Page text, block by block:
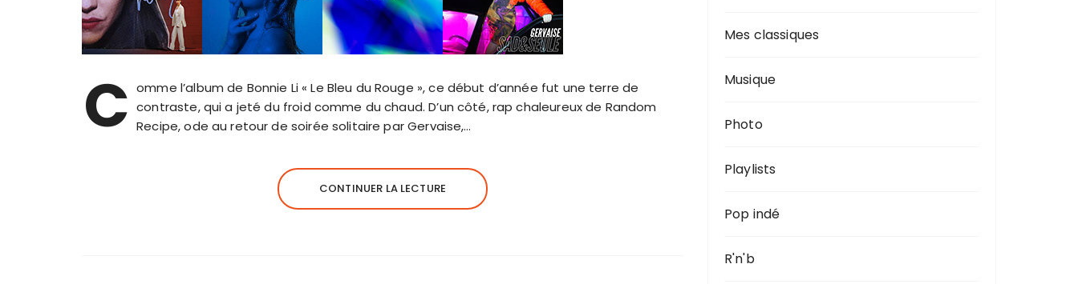
C omme l’album de Bonnie Li « Le Bleu du Rouge », ce début d’année fut une terre de
contraste, qui a jeté du froid comme du chaud. D’un côté, rap chaleureux de Random
Recipe, ode au retour de soirée solitaire par Gervaise,…
CONTINUER LA LECTURE
Mes classiques
Musique
Photo
Playlists
Pop indé
R'n'b